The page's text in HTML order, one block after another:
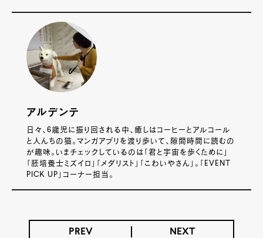
アルデンテ
日々、6歳児に振り回される中、癒しはコーヒーとアルコール
と人んちの猫。マンガアプリを渡り歩いて、隙間時間に読むの
が趣味。いまチェックしているのは「君と宇宙を歩くために」
「胚培養士ミズイロ」「メダリスト」「こわいやさん」。「EVENT
PICK UP」コーナー担当。
PREV NEXT